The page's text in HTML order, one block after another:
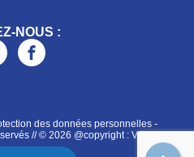
NOUS :
des données personnelles -
// © 2026 @copyright : VIGNY